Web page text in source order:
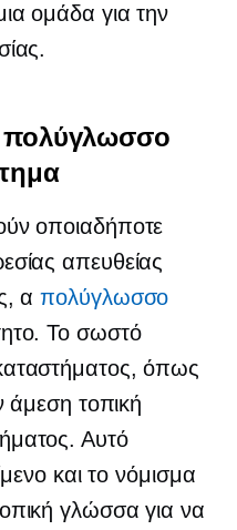
ομάδα για την
πολύγλωσσο
οποιαδήποτε
απευθείας
απολύγλωσσο
Το σωστό
όπως
άμεση τοπική
Αυτό
και το νόμισμα
γλώσσα για να